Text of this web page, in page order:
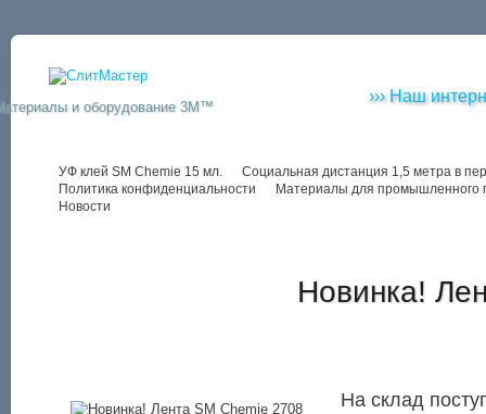
и оборудование 3M™
››› Наш
УФ клей SM Chemie 15 мл.
Социальная дистанция 1,5 метра в
Политика конфиденциальности
Материалы для промышленного
Новости
Новинка!
На склад